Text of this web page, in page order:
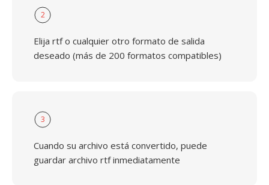
2
Elija rtf o cualquier otro formato de salida
deseado (más de 200 formatos compatibles)
3
Cuando su archivo está convertido, puede
guardar archivo rtf inmediatamente